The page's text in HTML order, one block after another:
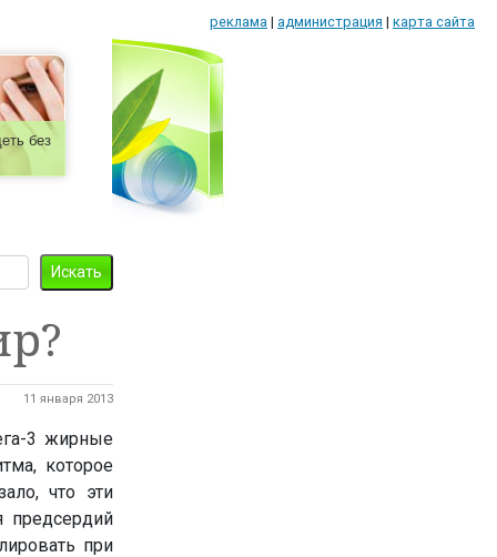
реклама | администрация | карта сайта
без
11 января 2013
3 жирные
которое
что эти
предсердий
при